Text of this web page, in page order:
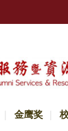
金鹰奖